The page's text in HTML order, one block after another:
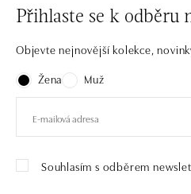
Přihlaste se k odběru
Objevte nejnovější kolekce,
Žena
Muž
Souhlasím s odběrem